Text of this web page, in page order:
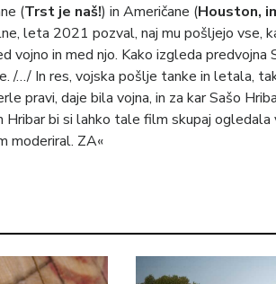
(Trst je naš!) in Američane (Houston,
leta 2021 pozval, naj mu pošljejo vse,
vojno in med njo. Kako izgleda predvojna
/…/ In res, vojska pošlje tanke in letala,
pravi, daje bila vojna, in za kar Sašo
Hribar bi si lahko tale film skupaj ogledala
moderiral. ZA«